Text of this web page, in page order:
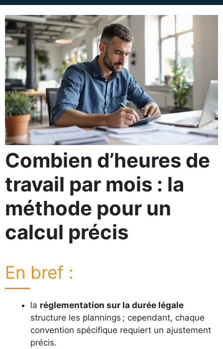
Combien d’heures de
travail par mois : la
méthode pour un
calcul précis
En bref :
la réglementation sur la durée légale
structure les plannings ; cependant, chaque
convention spécifique requiert un ajustement
précis.